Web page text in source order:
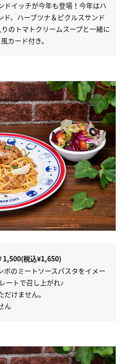
ドイッチが今年も登場！​今年はハ
、ハーブツナ＆ピクルスサンド
のトマトクリームスープと一緒に
カード付き。
1,500(税込¥1,650)
ボのミートソースパスタをイメー
ートで召し上がれ♪
けません。
ん